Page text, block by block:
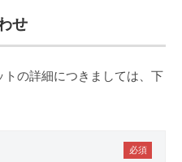
せ
の詳細につきましては、下